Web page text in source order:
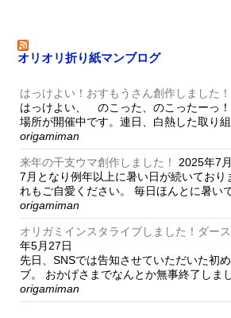
オリオリ折り紙マンブログ
はっけよい！おすもうさん創作しました！
はっけよい、 のこった、のこったーっ
場所が開催中です。連日、白熱した取り
origamiman
来年の干支ウマ創作しました！
2025年7
7月となり例年以上に暑い日が続いており
れもご自愛ください。 毎日ほんとに暑い
origamiman
オリガミインスタライブしました！ダー
年5月27日
先日、SNSでは告知させていただいた初
ブ。 おかげさまでなんとか無事終了しま
origamiman